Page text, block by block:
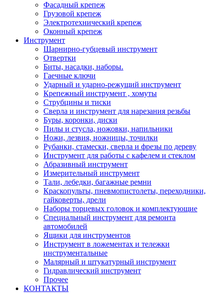
Фасадный крепеж
Грузовой крепеж
Электротехнический крепеж
Оконный крепеж
Инструмент
Шарнирно-губцевый инструмент
Отвертки
Биты, насадки, наборы.
Гаечные ключи
Ударный и ударно-режущий инструмент
Крепежный инструмент , хомуты
Струбцины и тиски
Сверла и инструмент для нарезания резьбы
Буры, коронки, диски
Пилы и стусла, ножовки, напильники
Ножи, лезвия, ножницы, точилки
Рубанки, стамески, сверла и фрезы по дереву
Инструмент для работы с кафелем и стеклом
Абразивный инструмент
Измерительный инструмент
Тали, лебедки, багажные ремни
Краскопульты, пневмопистолеты, переходники,
гайковерты, дрели
Наборы торцевых головок и комплектующие
Специальный инструмент для ремонта
автомобилей
Ящики для инструментов
Инструмент в ложементах и тележки
инструментальные
Малярный и штукатурный инструмент
Гидравлический инструмент
Прочее
КОНТАКТЫ